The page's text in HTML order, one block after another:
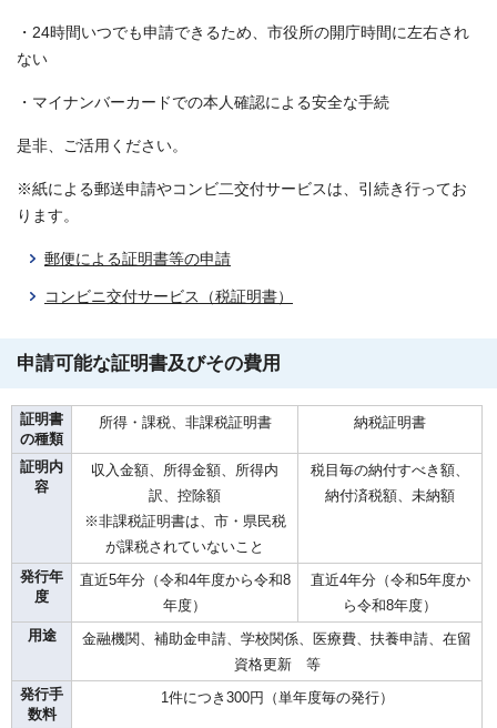
・24時間いつでも申請できるため、市役所の開庁時間に左右され
ない
・マイナンバーカードでの本人確認による安全な手続
是非、ご活用ください。
※紙による郵送申請やコンビ二交付サービスは、引続き行ってお
ります。
郵便による証明書等の申請
コンビニ交付サービス（税証明書）
申請可能な証明書及びその費用
証明書
の種類
所得・課税、非課税証明書 納税証明書
証明内
容
収入金額、所得金額、所得内
訳、控除額
※非課税証明書は、市・県民税
が課税されていないこと
税目毎の納付すべき額、
納付済税額、未納額
発行年
度
直近5年分（令和4年度から令和8
年度）
直近4年分（令和5年度か
ら令和8年度）
用途
金融機関、補助金申請、学校関係、医療費、扶養申請、在留
資格更新 等
発行手
数料
1件につき300円（単年度毎の発行）